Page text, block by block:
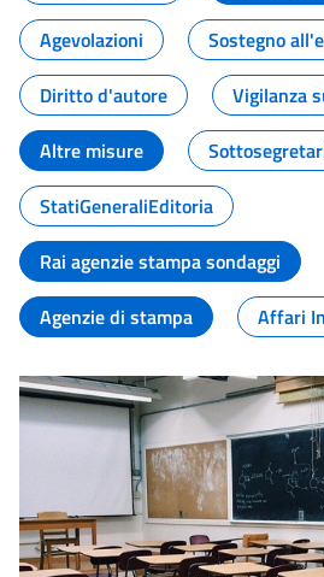
Agevolazioni
Sostegno
Diritto d'autore
Vigilanza
Altre misure
StatiGeneraliEditoria
Rai agenzie stampa sondaggi
Agenzie di stampa
Affari